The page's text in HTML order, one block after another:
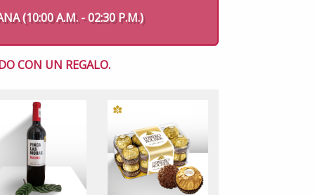
(10:00 A.M. - 02:30 P.M.)
CON UN REGALO.